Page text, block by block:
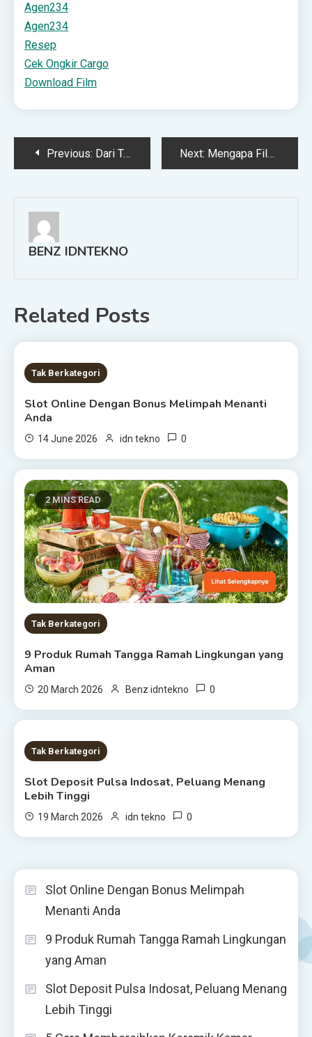
Agen234
Agen234
Resep
Cek Ongkir Cargo
Download Film
PostPrevious: Dari Tumbler Hilang Jadi Trouble: Drama Viral Penumpang KRL Bikin Heboh Netizen Next: Mengapa Film Agak Laen 2 Ini Kuras Energi Penonton, Bukan Efek Box Office!
BENZ IDNTEKNO
Related Posts
8 MINS READ
Tak Berkategori
Slot Online Dengan Bonus Melimpah Menanti
Anda
14 June 2026 idn tekno 0
2 MINS READ
Tak Berkategori
9 Produk Rumah Tangga Ramah Lingkungan yang
Aman
20 March 2026 Benz idntekno 0
1 MIN READ
Tak Berkategori
Slot Deposit Pulsa Indosat, Peluang Menang
Lebih Tinggi
19 March 2026 idn tekno 0
Slot Online Dengan Bonus Melimpah
Menanti Anda
9 Produk Rumah Tangga Ramah Lingkungan
yang Aman
Slot Deposit Pulsa Indosat, Peluang Menang
Lebih Tinggi